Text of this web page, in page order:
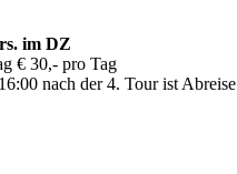
im DZ
€ 30,- pro Tag
nach der 4. Tour ist Abreise